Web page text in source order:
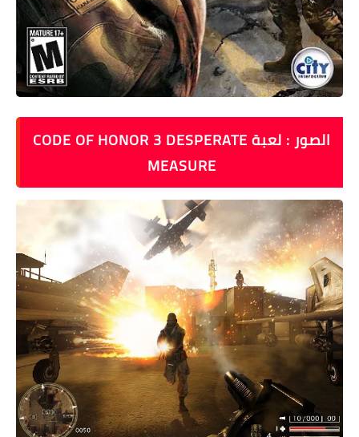
الصور : لعبة CODE OF HONOR 3 DESPERATE
MEASURE